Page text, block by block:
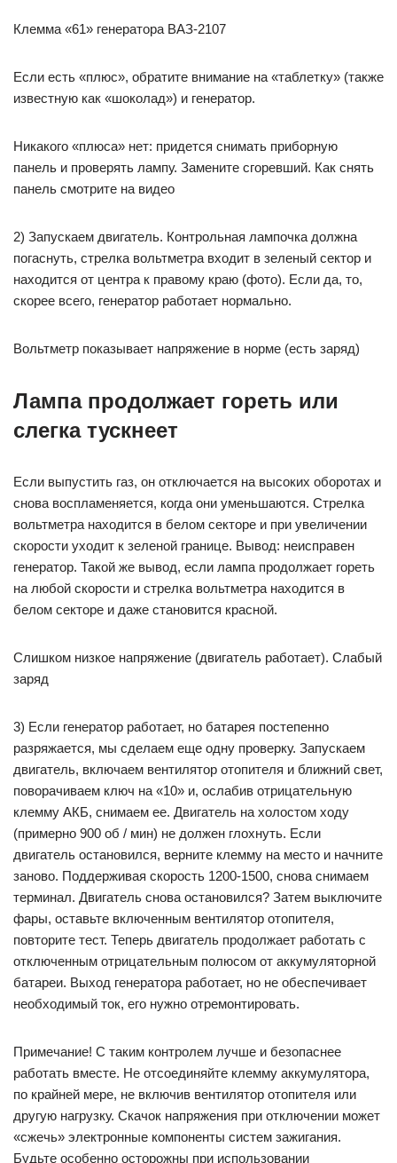
Клемма «61» генератора ВАЗ-2107
Если есть «плюс», обратите внимание на «таблетку» (также
известную как «шоколад») и генератор.
Никакого «плюса» нет: придется снимать приборную
панель и проверять лампу. Замените сгоревший. Как снять
панель смотрите на видео
2) Запускаем двигатель. Контрольная лампочка должна
погаснуть, стрелка вольтметра входит в зеленый сектор и
находится от центра к правому краю (фото). Если да, то,
скорее всего, генератор работает нормально.
Вольтметр показывает напряжение в норме (есть заряд)
Лампа продолжает гореть или
слегка тускнеет
Если выпустить газ, он отключается на высоких оборотах и
​​снова воспламеняется, когда они уменьшаются. Стрелка
вольтметра находится в белом секторе и при увеличении
скорости уходит к зеленой границе. Вывод: неисправен
генератор. Такой же вывод, если лампа продолжает гореть
на любой скорости и стрелка вольтметра находится в
белом секторе и даже становится красной.
Слишком низкое напряжение (двигатель работает). Слабый
заряд
3) Если генератор работает, но батарея постепенно
разряжается, мы сделаем еще одну проверку. Запускаем
двигатель, включаем вентилятор отопителя и ближний свет,
поворачиваем ключ на «10» и, ослабив отрицательную
клемму АКБ, снимаем ее. Двигатель на холостом ходу
(примерно 900 об / мин) не должен глохнуть. Если
двигатель остановился, верните клемму на место и начните
заново. Поддерживая скорость 1200-1500, снова снимаем
терминал. Двигатель снова остановился? Затем выключите
фары, оставьте включенным вентилятор отопителя,
повторите тест. Теперь двигатель продолжает работать с
отключенным отрицательным полюсом от аккумуляторной
батареи. Выход генератора работает, но не обеспечивает
необходимый ток, его нужно отремонтировать.
Примечание! С таким контролем лучше и безопаснее
работать вместе. Не отсоединяйте клемму аккумулятора,
по крайней мере, не включив вентилятор отопителя или
другую нагрузку. Скачок напряжения при отключении может
«сжечь» электронные компоненты систем зажигания.
Будьте особенно осторожны при использовании